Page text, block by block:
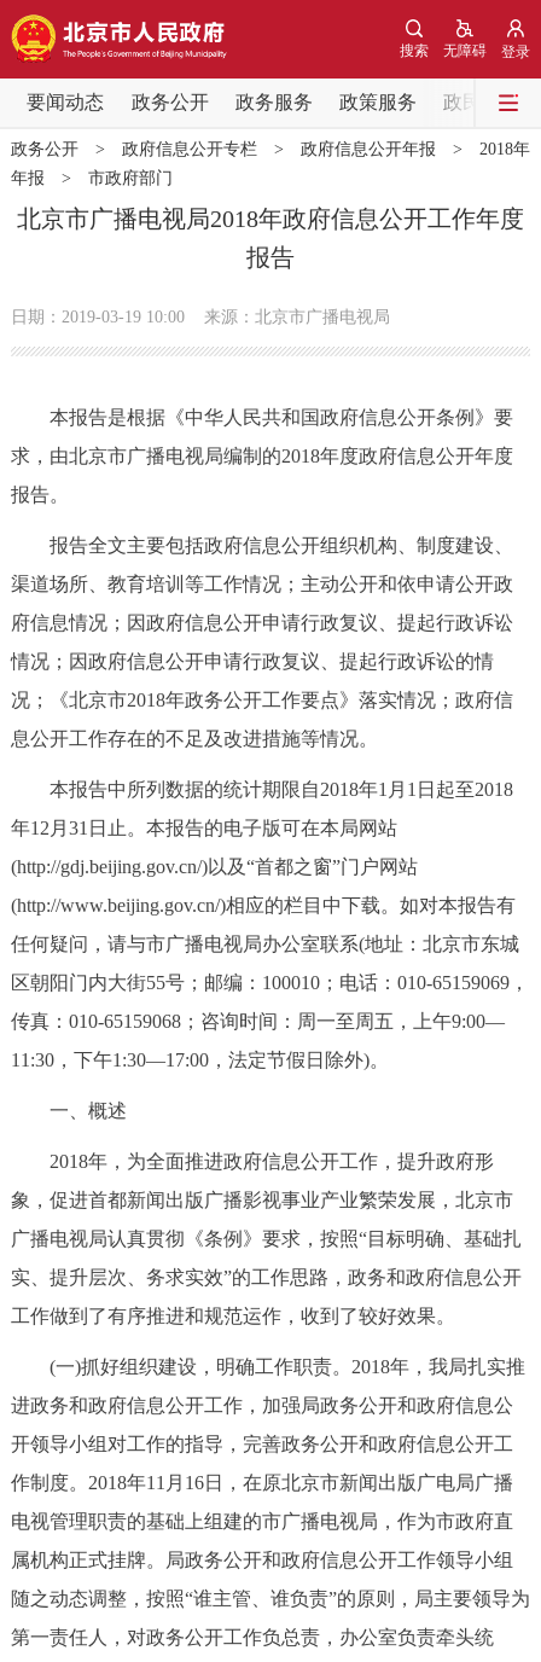
登录
无障碍
搜索
要闻动态 政务公开 政务服务 政策服务 政民互动
要闻动态
党中央精神 国务院信息 中央部委动态
北京要闻 会议信息 部门动态
市领导 机构职能 政策服务
决策公开 专题公开
政务服务
个人服务 法人服务 部门服务
中介服务 阳光政务
政民互动
12345网上接诉即办
参与调查 在线访谈 图说互动
北京概况 十六区概览 人文北京
绿色北京 图说北京 视频北京
多语种
РУССКИЙ ЯЗЫК
ESPAÑOL العربية PORTUGUÊS
ITALIANO
回到顶部
政务公开> 政府信息公开专栏> 政府信息公开年报 > 2018年
年报 > 市政府部门
北京市广播电视局2018年政府信息公开工作年度
报告
日期：2019-03-19 10:00 来源：北京市广播电视局
本报告是根据《中华人民共和国政府信息公开条例》要
求，由北京市广播电视局编制的2018年度政府信息公开年度
报告。
报告全文主要包括政府信息公开组织机构、制度建设、
渠道场所、教育培训等工作情况；主动公开和依申请公开政
府信息情况；因政府信息公开申请行政复议、提起行政诉讼
情况；因政府信息公开申请行政复议、提起行政诉讼的情
况；《北京市2018年政务公开工作要点》落实情况；政府信
息公开工作存在的不足及改进措施等情况。
本报告中所列数据的统计期限自2018年1月1日起至2018
年12月31日止。本报告的电子版可在本局网站
(http://gdj.beijing.gov.cn/)以及“首都之窗”门户网站
(http://www.beijing.gov.cn/)相应的栏目中下载。如对本报告有
任何疑问，请与市广播电视局办公室联系(地址：北京市东城
区朝阳门内大街55号；邮编：100010；电话：010-65159069，
传真：010-65159068；咨询时间：周一至周五，上午9:00—
11:30，下午1:30—17:00，法定节假日除外)。
一、概述
2018年，为全面推进政府信息公开工作，提升政府形
象，促进首都新闻出版广播影视事业产业繁荣发展，北京市
广播电视局认真贯彻《条例》要求，按照“目标明确、基础扎
实、提升层次、务求实效”的工作思路，政务和政府信息公开
工作做到了有序推进和规范运作，收到了较好效果。
(一)抓好组织建设，明确工作职责。2018年，我局扎实推
进政务和政府信息公开工作，加强局政务公开和政府信息公
开领导小组对工作的指导，完善政务公开和政府信息公开工
作制度。2018年11月16日，在原北京市新闻出版广电局广播
电视管理职责的基础上组建的市广播电视局，作为市政府直
属机构正式挂牌。局政务公开和政府信息公开工作领导小组
随之动态调整，按照“谁主管、谁负责”的原则，局主要领导为
第一责任人，对政务公开工作负总责，办公室负责牵头统